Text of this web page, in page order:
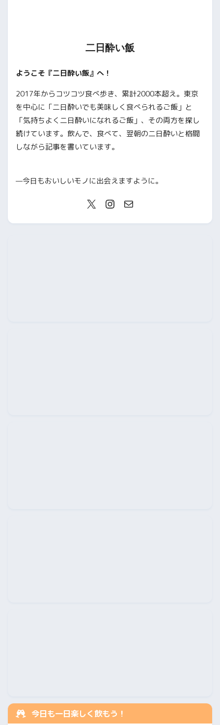
二日酔い飯
ようこそ『二日酔い飯』へ！
2017年からコツコツ食べ歩き、累計2000本超え。東京
を中心に「二日酔いでも美味しく食べられるご飯」と
「気持ちよく二日酔いになれるご飯」、その両方を探し
続けています。飲んで、食べて、翌朝の二日酔いと格闘
しながら記事を書いています。
—今日もおいしいモノに出会えますように。
今日も一日楽しく飲もう！